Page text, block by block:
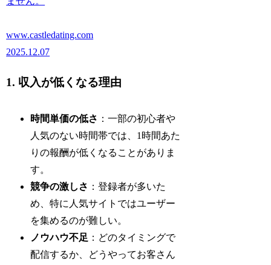
www.castledating.com
2025.12.07
1. 収入が低くなる理由
時間単価の低さ ：一部の初心者や
人気のない時間帯では、1時間あた
りの報酬が低くなることがありま
す。
競争の激しさ ：登録者が多いた
め、特に人気サイトではユーザー
を集めるのが難しい。
ノウハウ不足 ：どのタイミングで
配信するか、どうやってお客さん